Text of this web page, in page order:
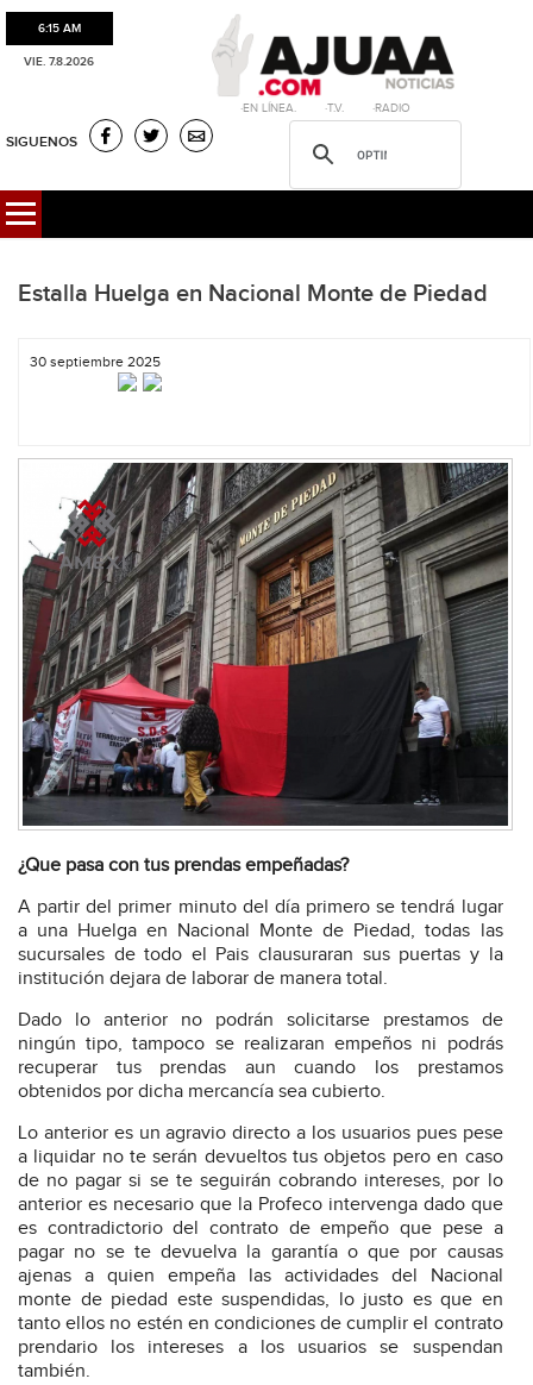
6:15 AM
VIE. 7.8.2026
·EN LÍNEA. ·T.V. ·RADIO
SIGUENOS
Estalla Huelga en Nacional Monte de Piedad
30 septiembre 2025
¿Que pasa con tus prendas empeñadas?
A partir del primer minuto del día primero se tendrá lugar
a una Huelga en Nacional Monte de Piedad, todas las
sucursales de todo el Pais clausuraran sus puertas y la
institución dejara de laborar de manera total.
Dado lo anterior no podrán solicitarse prestamos de
ningún tipo, tampoco se realizaran empeños ni podrás
recuperar tus prendas aun cuando los prestamos
obtenidos por dicha mercancía sea cubierto.
Lo anterior es un agravio directo a los usuarios pues pese
a liquidar no te serán devueltos tus objetos pero en caso
de no pagar si se te seguirán cobrando intereses, por lo
anterior es necesario que la Profeco intervenga dado que
es contradictorio del contrato de empeño que pese a
pagar no se te devuelva la garantía o que por causas
ajenas a quien empeña las actividades del Nacional
monte de piedad este suspendidas, lo justo es que en
tanto ellos no estén en condiciones de cumplir el contrato
prendario los intereses a los usuarios se suspendan
también.